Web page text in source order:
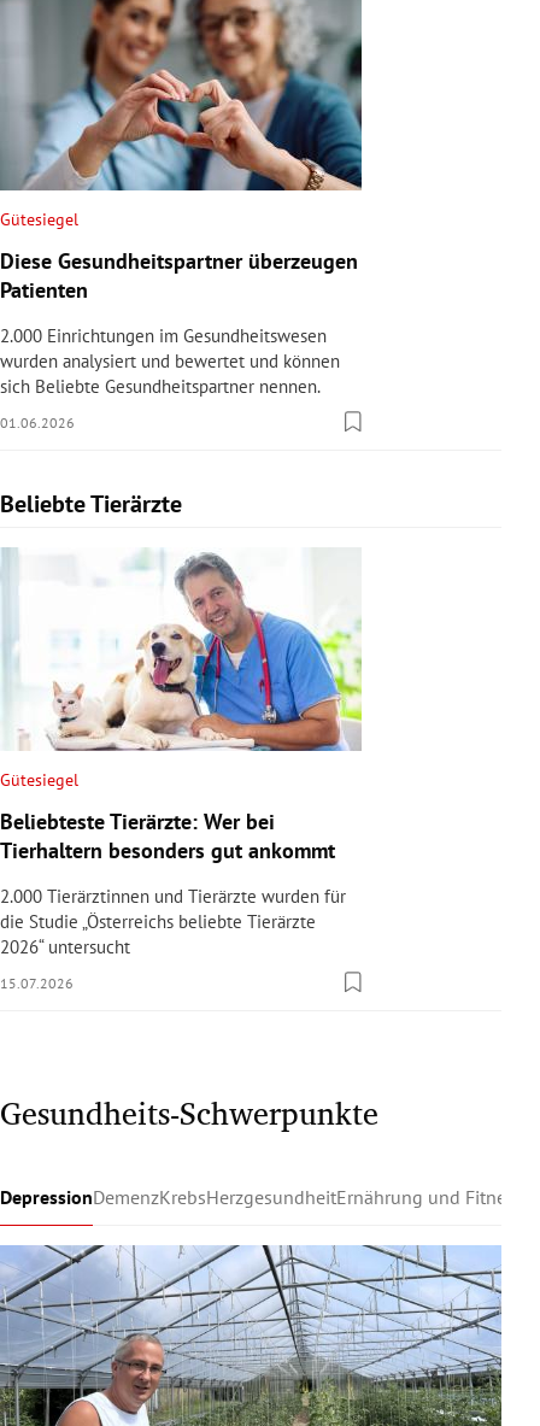
Gütesiegel
Diese Gesundheitspartner überzeugen
Patienten
2.000 Einrichtungen im Gesundheitswesen
wurden analysiert und bewertet und können
sich Beliebte Gesundheitspartner nennen.
01.06.2026
Beliebte Tierärzte
Slide 1 von 1
Gütesiegel
Beliebteste Tierärzte: Wer bei
Tierhaltern besonders gut ankommt
2.000 Tierärztinnen und Tierärzte wurden für
die Studie „Österreichs beliebte Tierärzte
2026“ untersucht
15.07.2026
Gesundheits-Schwerpunkte
DepressionDemenzKrebsHerzgesundheitErnährung und Fitness